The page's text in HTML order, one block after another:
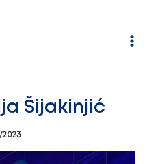
Šijakinjić
2023